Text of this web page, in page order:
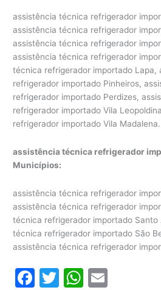
assistência técnica refrigerador
assistência técnica refrigerador
assistência técnica refrigerador
assistência técnica refrigerador
técnica refrigerador importado Lapa,
refrigerador importado Pinheiros,
refrigerador importado Perdizes,
refrigerador importado Vila
refrigerador importado Vila Madalena.
assistência técnica refrigerador
Municípios:
assistência técnica refrigerador
assistência técnica refrigerador
técnica refrigerador importado Santo
técnica refrigerador importado São
assistência técnica refrigerador
F
T
W